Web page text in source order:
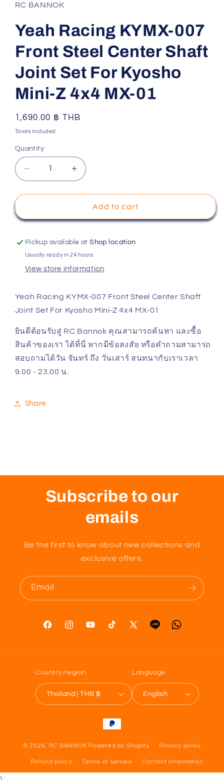
RC BANNOK
Yeah Racing KYMX-007
Front Steel Center Shaft
Joint Set For Kyosho
Mini-Z 4x4 MX-01
Regular
price
1,690.00 ฿ THB
Taxes included.
Quantity
Decrease
quantity
for
Racing
007
Front
Center
Joint
Set
Kyosho
Mini-
Z
4x4
MX-
Increase
quantity
for
Yeah
Racing
007
Front
Center
Joint
Set
Kyosho
Mini-
Z
4x4
Add to cart
Pickup available atShop location
Usually ready in 24 hours
View store information
Yeah Racing KYMX-007 Front Steel Center Shaft
Joint Set For Kyosho Mini-Z 4x4 MX-01
ยินดีต้อนรับสู่ RC Bannok คุณสามารถค้นหา และซื้อ
สินค้าของเรา ได้ที่นี่ หากมีข้อสงสัย หรือคำถามสามารถ
สอบถามได้วัน จันทร์ ถึง วันเสาร์ สนทนากับเราเวลา
9.00 - 23.00 น.
Share
Subscribe to our
emails
Be the first to know about new collections and
exclusive offers.
Email
FacebookInstagramYouTubeTikTok X
TumblrVimeo
Country/region
Thailand | THB ฿
Language
English
Payment
methods
© 2026, RC BANNOK Powered by Shopify Privacy policy
Refund policy Terms of service Contact information